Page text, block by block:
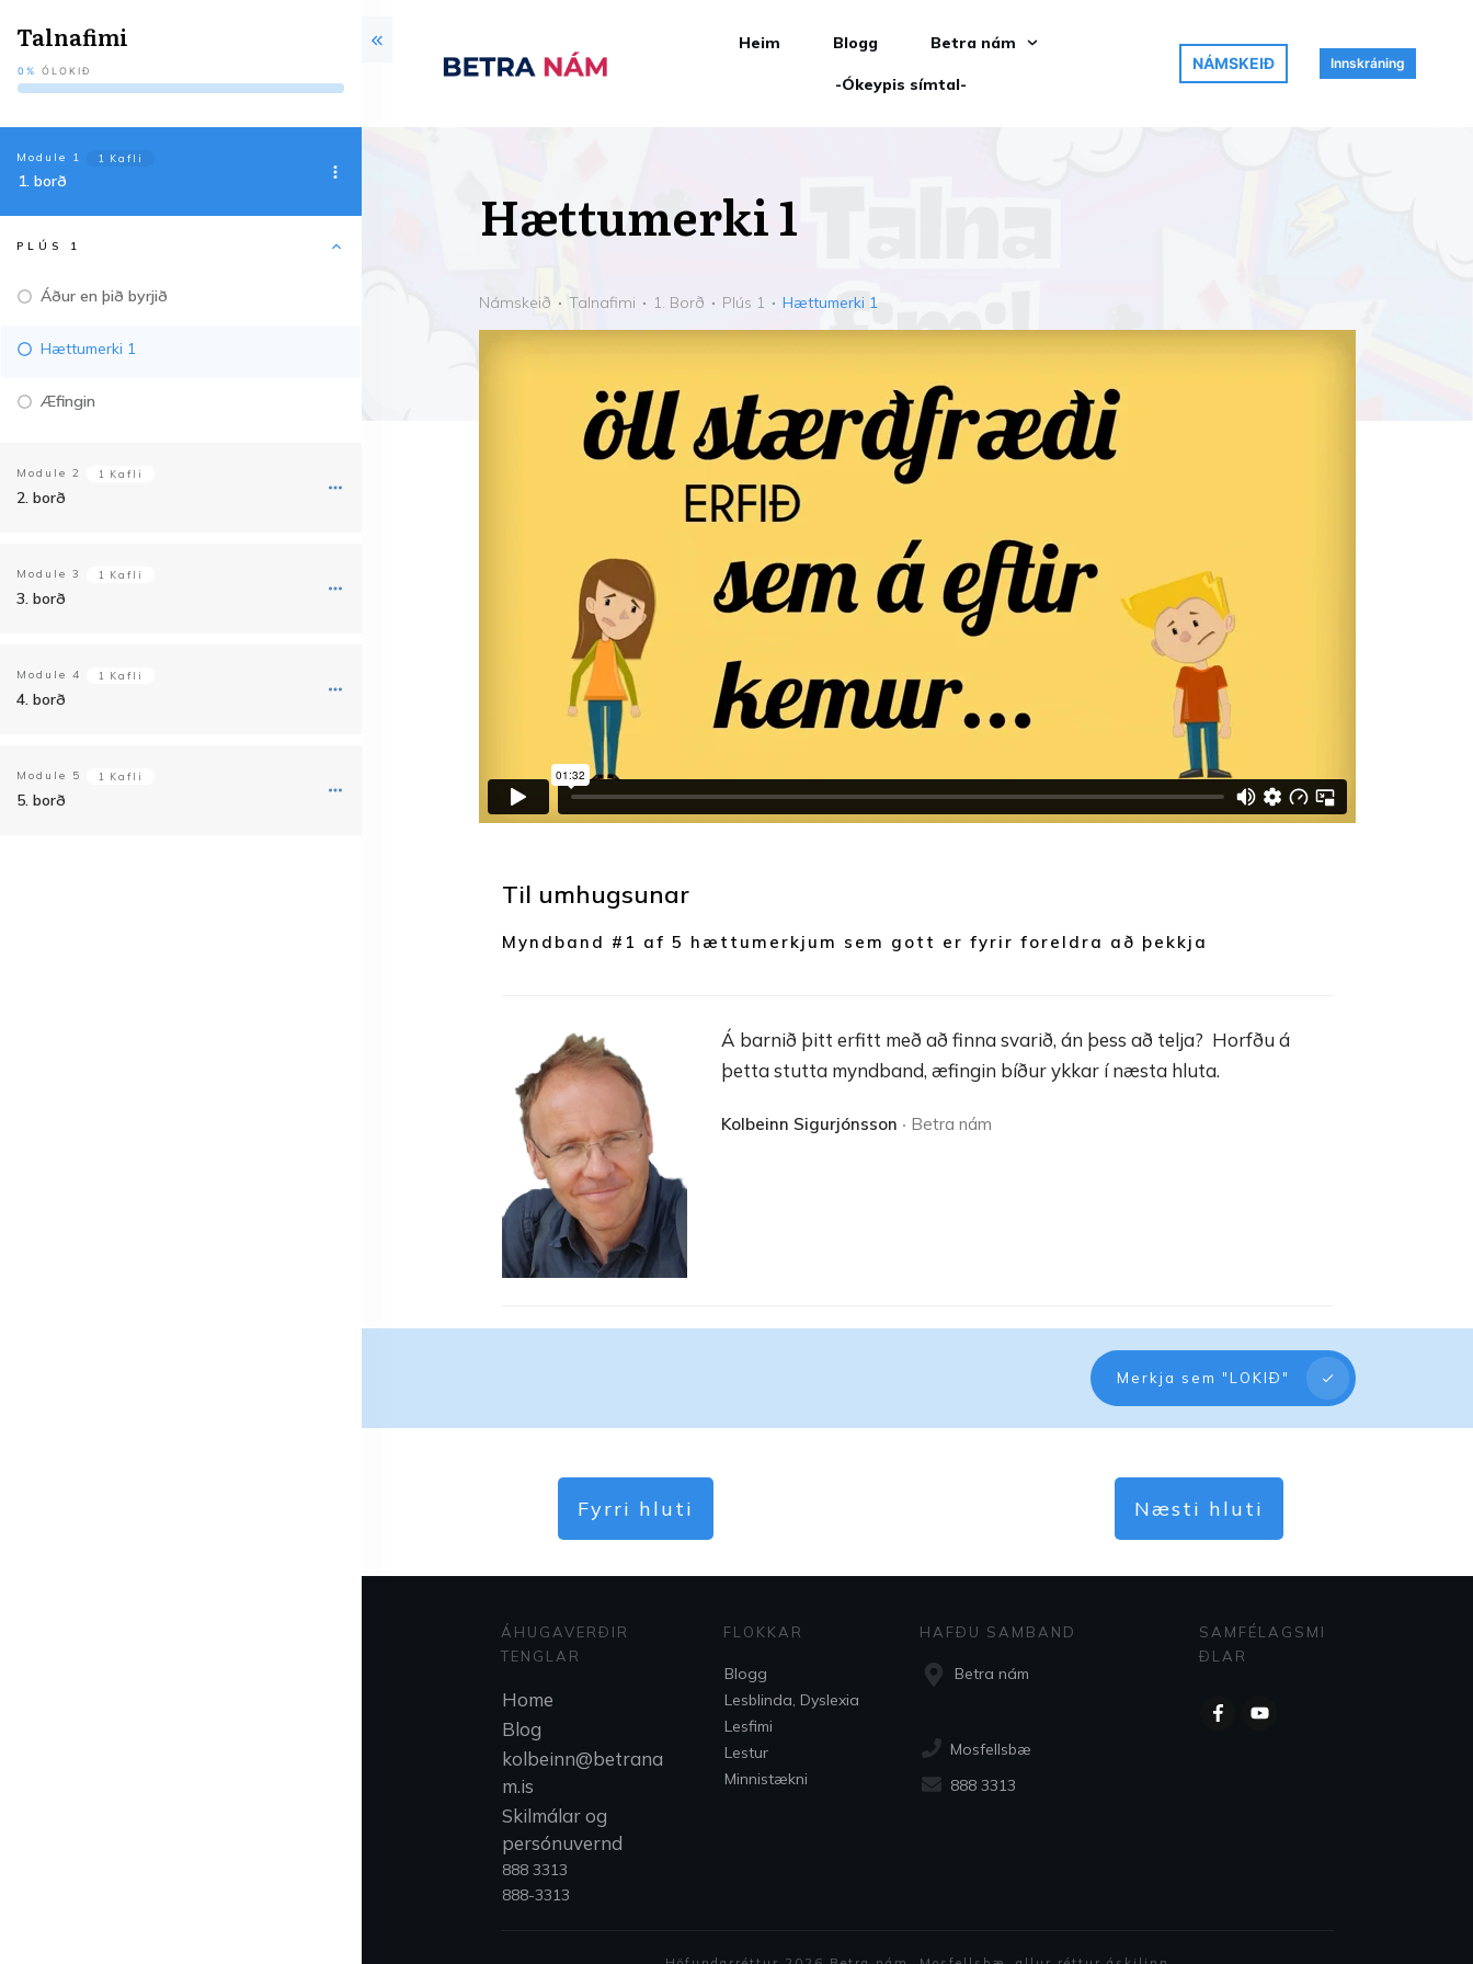
Heim Blogg Betra nám
-Ókeypis símtal-
NÁMSKEIÐ Innskráning
Hættumerki 1
Námskeið Talnafimi 1. Borð Plús 1 Hættumerki 1
Til umhugsunar
Myndband #1 af 5 hættumerkjum sem gott er fyrir foreldra að þekkja
Á barnið þitt erfitt með að finna svarið, án þess að telja? Horfðu á
þetta stutta myndband, æfingin bíður ykkar í næsta hluta.
Kolbeinn Sigurjónsson ‧ Betra nám
Merkja sem "LOKIÐ"
Fyrri hluti Næsti hluti
ÁHUGAVERÐIR
TENGLAR
Home
Blog
kolbeinn@betrana
m.is
Skilmálar og
persónuvernd
888 3313
888-3313
FLOKKAR
Blogg
Lesblinda, Dyslexia
Lesfimi
Lestur
Minnistækni
HAFÐU SAMBAND
Betra nám
Mosfellsbæ
888 3313
SAMFÉLAGSMI
ÐLAR
Talnafimi
0% ÓLOKIÐ
Module 1 1 Kafli
1. borð
PLÚS 1
Áður en þið byrjið
Hættumerki 1
Æfingin
Module 2 1 Kafli
2. borð
Module 3 1 Kafli
3. borð
Module 4 1 Kafli
4. borð
Module 5 1 Kafli
5. borð